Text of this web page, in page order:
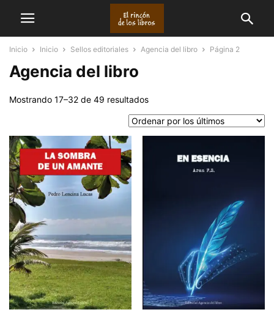
Inicio Inicio Sellos editoriales Agencia del libro Página 2
Agencia del libro
Mostrando 17–32 de 49 resultadosOrdenado
los
últimos